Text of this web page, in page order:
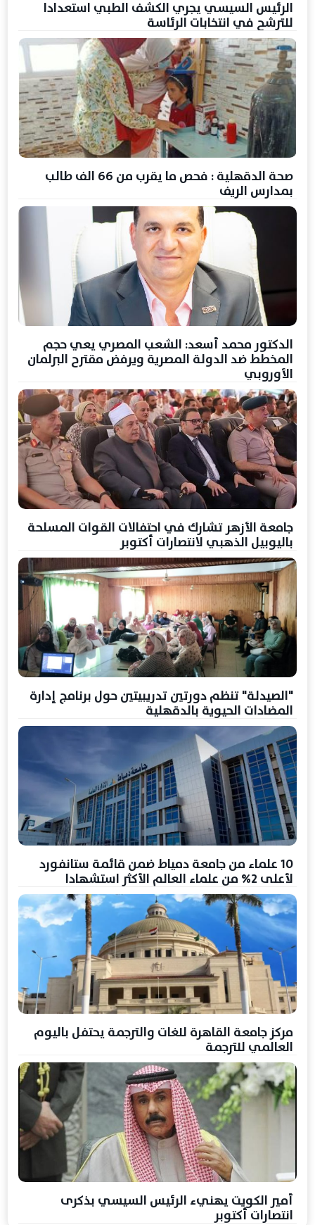
الرئيس السيسي يجري الكشف الطبي استعدادا
للترشح في انتخابات الرئاسة
صحة الدقهلية : فحص ما يقرب من 66 الف طالب
بمدارس الريف
الدكتور محمد أسعد: الشعب المصري يعي حجم
المخطط ضد الدولة المصرية ويرفض مقترح البرلمان
الأوروبي
جامعة الأزهر تشارك في احتفالات القوات المسلحة
باليوبيل الذهبي لانتصارات أكتوبر
"الصيدلة" تنظم دورتين تدريبيتين حول برنامج إدارة
المضادات الحيوية بالدقهلية
10 علماء من جامعة دمياط ضمن قائمة ستانفورد
لأعلى 2% من علماء العالم الأكثر استشهادا
مركز جامعة القاهرة للغات والترجمة يحتفل باليوم
العالمي للترجمة
أمير الكويت يهنيء الرئيس السيسي بذكرى
انتصارات أكتوبر